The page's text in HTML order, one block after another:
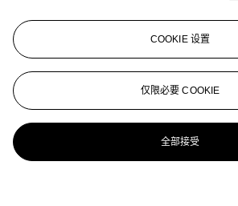
COOKIE 设置
仅限必要 COOKIE
全部接受